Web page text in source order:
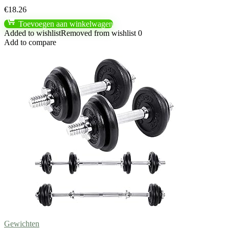
€18.26
Toevoegen aan winkelwagen
Added to wishlistRemoved from wishlist 0
Add to compare
Gewichten